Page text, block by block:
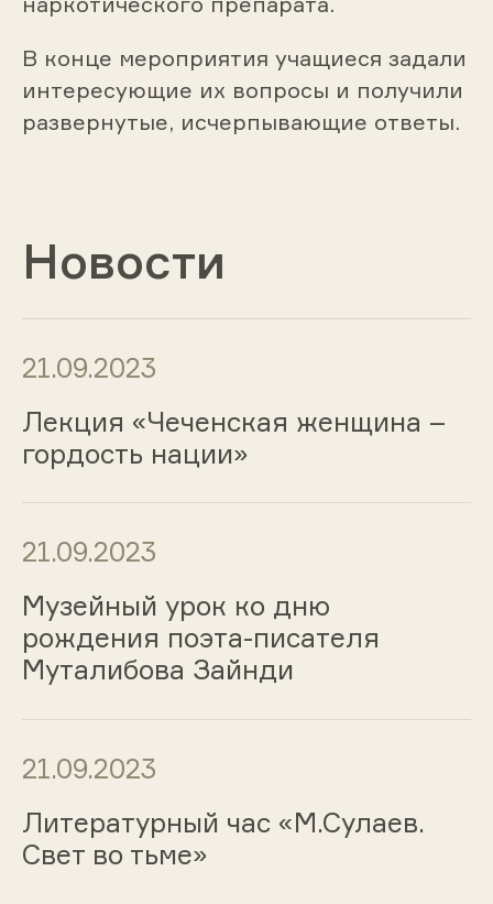
В конце мероприятия учащиеся задали
интересующие их вопросы и получили
развернутые, исчерпывающие ответы.
Новости
21.09.2023
Лекция «Чеченская женщина –
гордость нации»
21.09.2023
Музейный урок ко дню
рождения поэта-писателя
Муталибова Зайнди
21.09.2023
Литературный час «М.Сулаев.
Свет во тьме»